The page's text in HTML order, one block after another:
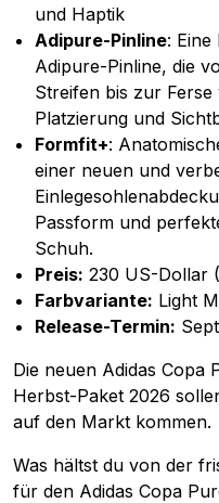
und Haptik
Adipure-Pinline: Eine
Adipure-Pinline, die
Streifen bis zur
Platzierung und
Formfit+:
einer neuen und
Passform und
Schuh.
Preis: 230 US-Dollar
Farbvariante: Light
Release-Termin:
Die neuen Adidas Copa
Herbst-Paket 2026
auf den Markt kommen.
Was hältst du von der
für den Adidas Copa